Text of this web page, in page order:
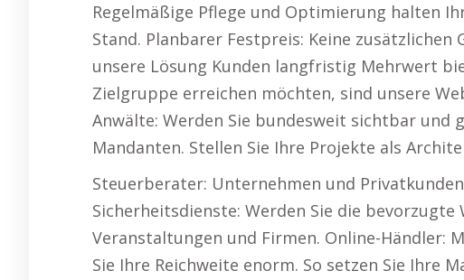
Regelmäßige Pflege und Optimierung halten
Stand. Planbarer Festpreis: Keine
unsere Lösung Kunden langfristig Mehrwert
Zielgruppe erreichen möchten, sind unsere
Anwälte: Werden Sie bundesweit sichtbar und
Mandanten. Stellen Sie Ihre Projekte als
Steuerberater: Unternehmen und
Sicherheitsdienste: Werden Sie die
Veranstaltungen und Firmen. Online-
Sie Ihre Reichweite enorm. So setzen Sie Ihre